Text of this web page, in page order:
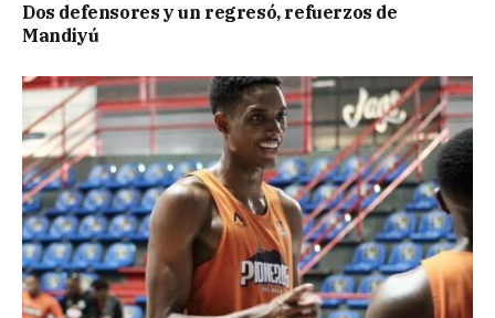
Dos defensores y un regresó, refuerzos de
Mandiyú